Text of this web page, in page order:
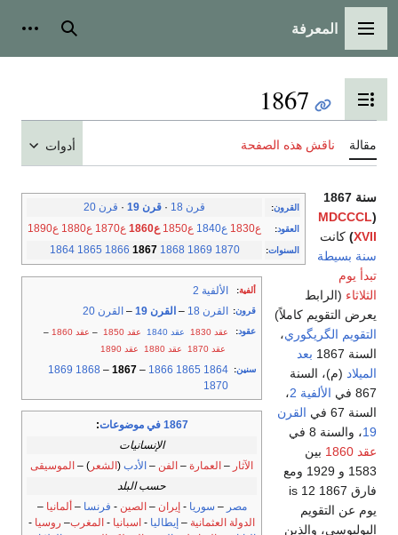
القائمة الرئيسية
المعرفة بحث
تبديل عرض جدول المحتويات
1867
مقالة ناقش هذه الصفحة أدوات
القرون: قرن 18 · قرن 19 · قرن 20
العقود: ع1830 ع1840 ع1850 ع1860 ع1870 ع1880 ع1890
السنوات:
1864 1865 1866 1867 1868 1869 1870
ألفية: الألفية 2
قرون: القرن 18 – القرن 19 – القرن 20
عقود: عقد 1830 عقد 1840 عقد 1850 – عقد 1860
–
عقد 1870
عقد 1880 عقد 1890
سنين:
1864
1865
1866
–
1867
–
1868
1869
1870
1867 في موضوعات
:
الإنسانيات
الآثار – العمارة – الفن – الأدب (الشعر ) – الموسيقى
حسب البلد
مصر – سوريا -إيران –الصين - فرنسا –ألمانيا –
الدولة العثمانية – إيطاليا - اسبانيا - المغرب– روسيا -
سنة 1867
(
MDCCCL
XVII
) كانت
سنة بسيطة
تبدأ يوم
الثلاثاء (الرابط
يعرض التقويم كاملاً)
التقويم الگريگوري،
السنة 1867
بعد
الميلاد (م)، السنة
867 في
الألفية 2
،
السنة 67 في
القرن
19، والسنة 8 في
عقد 1860
بين
1583 و 1929 ومع
فارق 1867 is 12
يوم عن التقويم
اليوليوسي، والذين